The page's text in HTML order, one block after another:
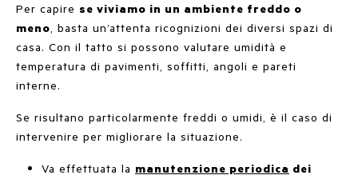
Per capire se viviamo in un ambiente freddo o
meno, basta un’attenta ricognizioni dei diversi spazi di
casa. Con il tatto si possono valutare umidità e
temperatura di pavimenti, soffitti, angoli e pareti
interne.
Se risultano particolarmente freddi o umidi, è il caso di
intervenire per migliorare la situazione.
Va effettuata la manutenzione periodica dei